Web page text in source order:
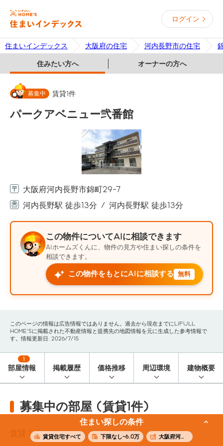
ログイン
住まいインデックス 大阪府の住宅 河内長野市の住宅
住みたい方へ オーナーの方へ
住まい探しの条件
賃貸住宅すべて 下限なし~6.0万 大阪府河内長野市
募集中 賃貸1件
パークアベニュー弐番館
大阪府河内長野市錦町29-7
河内長野駅 徒歩13分
河内長野駅 徒歩13分
この物件についてAIに相談できます
AIホームズくんに、物件の見方や住まい探しの条件を
相談できます。
この物件をもとにAIに相談する 無料
このページの情報は広告情報ではありません。過去から現在までにLIFULL
HOME'Sに掲載された不動産情報と提携先の地図情報を元に生成した参考情報で
す。情報更新日: 2026/7/15
部屋情報
1
掲載履歴 価格推移 周辺環境 建物概要
募集中の部屋 (賃貸1件)
1 件